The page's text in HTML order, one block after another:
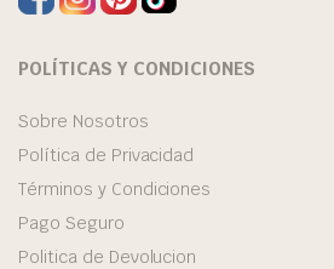
POLÍTICAS Y CONDICIONES
Sobre Nosotros
Política de Privacidad
Términos y Condiciones
Pago Seguro
Politica de Devolucion